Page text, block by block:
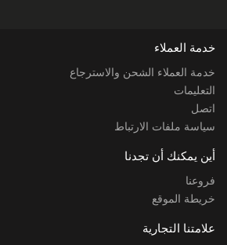
خدمة العملاء
خدمة العملاء الشحن والاسترجاع
التعليمات
اتصل
سياسة ملفات الارتباط
أين يمكنك أن تجدنا
فروعنا
خريطة الموقع
علامتنا التجارية